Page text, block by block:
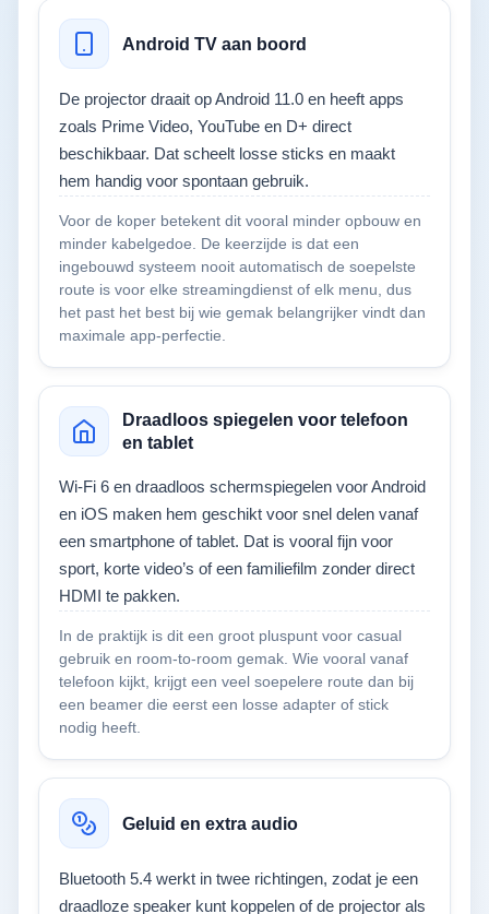
Android TV aan boord
De projector draait op Android 11.0 en heeft apps
zoals Prime Video, YouTube en D+ direct
beschikbaar. Dat scheelt losse sticks en maakt
hem handig voor spontaan gebruik.
Voor de koper betekent dit vooral minder opbouw en
minder kabelgedoe. De keerzijde is dat een
ingebouwd systeem nooit automatisch de soepelste
route is voor elke streamingdienst of elk menu, dus
het past het best bij wie gemak belangrijker vindt dan
maximale app-perfectie.
Draadloos spiegelen voor telefoon
en tablet
Wi‑Fi 6 en draadloos schermspiegelen voor Android
en iOS maken hem geschikt voor snel delen vanaf
een smartphone of tablet. Dat is vooral fijn voor
sport, korte video’s of een familiefilm zonder direct
HDMI te pakken.
In de praktijk is dit een groot pluspunt voor casual
gebruik en room-to-room gemak. Wie vooral vanaf
telefoon kijkt, krijgt een veel soepelere route dan bij
een beamer die eerst een losse adapter of stick
nodig heeft.
Geluid en extra audio
Bluetooth 5.4 werkt in twee richtingen, zodat je een
draadloze speaker kunt koppelen of de projector als